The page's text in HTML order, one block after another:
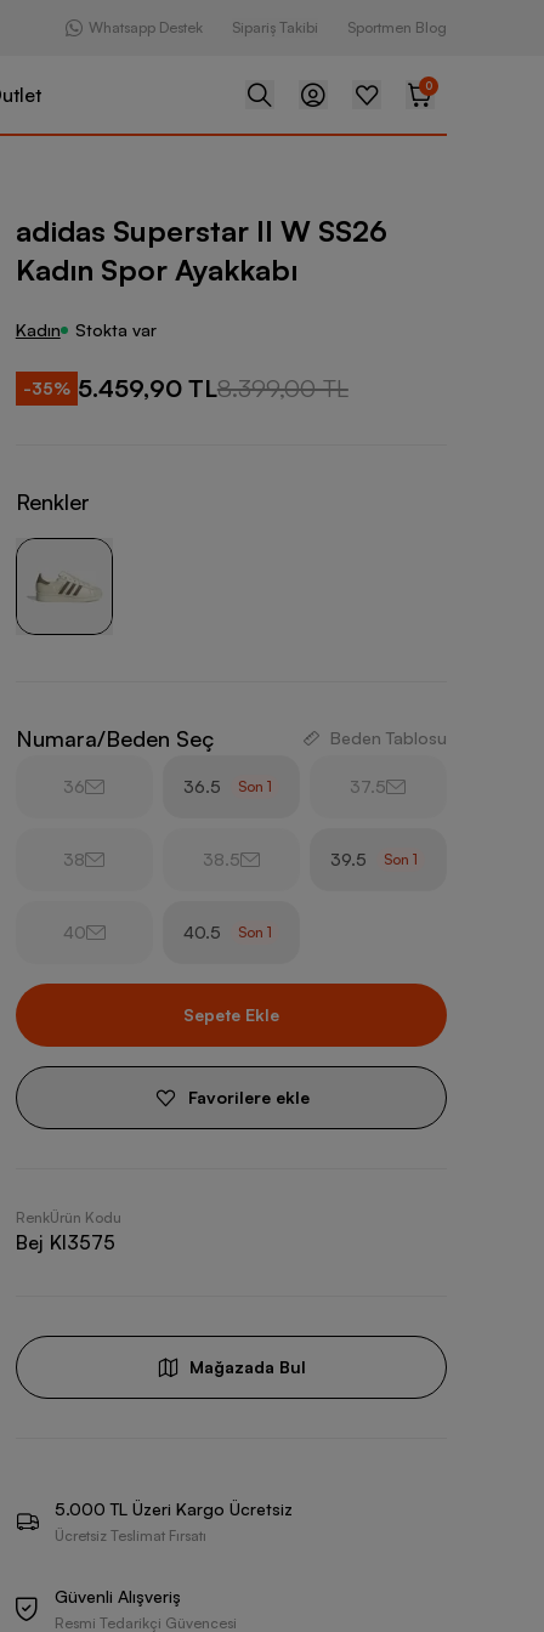
Whatsapp Destek Sipariş Takibi Sportmen Blog
0
II W SS26 Kadın Spor Ayakkabı
adidas Superstar II W SS26
Kadın Spor Ayakkabı
Kadın Stokta var
-35% 5.459,90 TL8.399,00 TL
Renkler
Numara/Beden Seç Beden Tablosu
36 36.5 Son 1 37.5
38 38.5 39.5 Son1
40 40.5 Son 1
Sepete Ekle
Favorilere ekle
Renk
Bej
Ürün Kodu
KI3575
Mağazada Bul
5.000 TL Üzeri Kargo Ücretsiz
Ücretsiz Teslimat Fırsatı
Güvenli Alışveriş
Resmi Tedarikçi Güvencesi